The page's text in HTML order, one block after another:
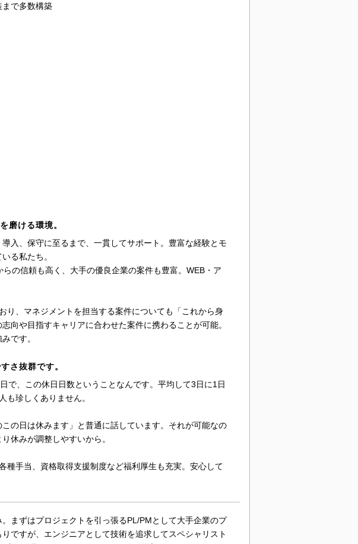
まで多数構築
磨ける環境。
入、保守に至るまで、一貫してサポート。豊富な経験とモ
る私たち。
の信頼も高く、大手の優良企業の案件も豊富。WEB・ア
り、マネジメントを担当する案件についても「これから身
向や目指すキャリアに合わせた案件に携わることが可能。
です。
さ抜群です。
で、この休日日数ということなんです。平均して3日に1日
も珍しくありません。
の日は休みます」と普通に話しています。それが可能なの
休みが調整しやすいから。
種手当、資格取得支援制度など福利厚生も充実。安心して
まずはプロジェクトを引っ張るPL/PMとして大手企業のプ
ですが、エンジニアとして技術を追求してスペシャリスト